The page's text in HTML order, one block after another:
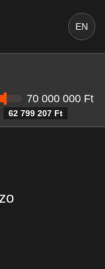
EN
62 799 207 Ft
70 000 000 Ft